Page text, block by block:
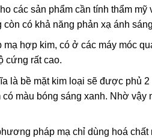
các sản phẩm cần tính thẩm
còn có khả năng phản xạ ánh
mạ hợp kim, có ở các máy móc
cứng rất cao.
là bề mặt kim loại sẽ được phủ
màu bóng sáng xanh. Nhờ
pháp mạ chỉ dùng hoá